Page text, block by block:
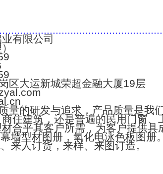
有限公司
区大运新城荣超金融大厦19层
量的研发与追求，产品质量是我
住建筑，还是普遍的民用门窗、
合乎其客户所需，为客户提供具
墙型材图册，氧化电泳色板图册。
来人订货，来样、来图订造。